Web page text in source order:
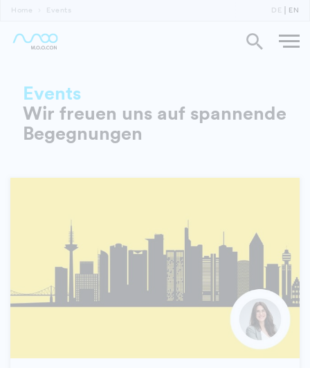
Home Events DE EN
Events
Wir freuen uns auf spannende
Begegnungen